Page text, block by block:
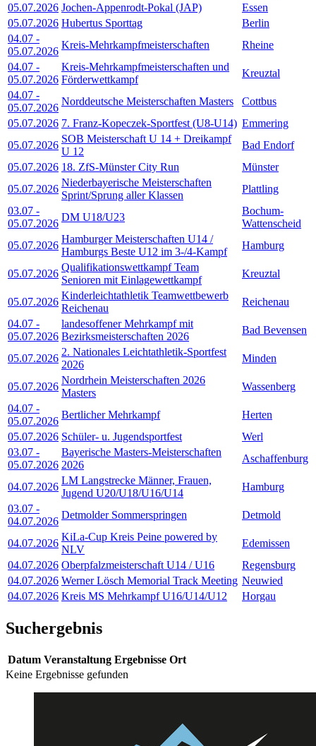
05.07.2026 Jochen-Appenrodt-Pokal (JAP)
Essen
05.07.2026 Hubertus Sporttag
Berlin
04.07 -
05.07.2026
Kreis-Mehrkampfmeisterschaften
Rheine
04.07 -
05.07.2026
Kreis-Mehrkampfmeisterschaften und
Förderwettkampf
Kreuztal
04.07 -
05.07.2026
Norddeutsche Meisterschaften Masters
Cottbus
05.07.2026 7. Franz-Kopeczek-Sportfest (U8-U14) Emmering
05.07.2026
SOB Meisterschaft U 14 + Dreikampf
U 12
Bad Endorf
05.07.2026 18. ZfS-Münster City Run
Münster
05.07.2026
Niederbayerische Meisterschaften
Sprint/Sprung aller Klassen
Plattling
03.07 -
05.07.2026
DM U18/U23
Bochum-
Wattenscheid
05.07.2026
Hamburger Meisterschaften U14 /
Hamburgs Beste U12 im 3-/4-Kampf
Hamburg
05.07.2026
Qualifikationswettkampf Team
Senioren mit Einlagewettkampf
Kreuztal
05.07.2026
Kinderleichtathletik Teamwettbewerb
Reichenau
Reichenau
04.07 -
05.07.2026
landesoffener Mehrkampf mit
Bezirksmeisterschaften 2026
Bad Bevensen
05.07.2026
2. Nationales Leichtathletik-Sportfest
2026
Minden
05.07.2026
Nordrhein Meisterschaften 2026
Masters
Wassenberg
04.07 -
05.07.2026
Bertlicher Mehrkampf
Herten
05.07.2026 Schüler- u. Jugendsportfest
Werl
03.07 -
05.07.2026
Bayerische Masters-Meisterschaften
2026
Aschaffenburg
04.07.2026
LM Langstrecke Männer, Frauen,
Jugend U20/U18/U16/U14
Hamburg
03.07 -
04.07.2026
Detmolder Sommerspringen Detmold
04.07.2026
KiLa-Cup Kreis Peine powered by
NLV
Edemissen
04.07.2026 Oberpfalzmeisterschaft U14 / U16
Regensburg
04.07.2026 Werner Lösch Memorial Track Meeting Neuwied
04.07.2026 Kreis MS Mehrkampf U16/U14/U12 Horgau
Suchergebnis
Datum Veranstaltung Ergebnisse Ort
Keine Ergebnisse gefunden